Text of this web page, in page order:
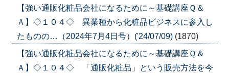
【強い通販化粧品会社になるために～基礎講座Ｑ＆
Ａ】◇１０４◇ 異業種から化粧品ビジネスに参入し
たものの…（2024年7月4日号）('24/07/09) (1870)
【強い通販化粧品会社になるために～基礎講座Ｑ＆
Ａ】◇１０４◇ 「通販化粧品」という販売方法を今